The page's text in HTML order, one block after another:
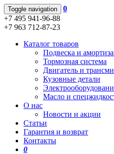
Toggle navigation
0
+7 495 941-96-88
+7 963 712-87-23
Каталог товаров
Подвеска и
Тормозная система
Двигатель и
Кузовные детали
Масло и
О нас
Новости и акции
Статьи
Гарантия и возврат
Контакты
0